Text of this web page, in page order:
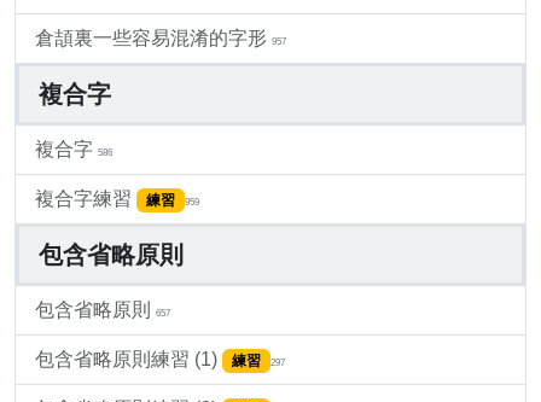
倉頡裏一些容易混淆的字形 957
複合字
複合字 586
複合字練習 練習 959
包含省略原則
包含省略原則 657
包含省略原則練習 (1) 練習 297